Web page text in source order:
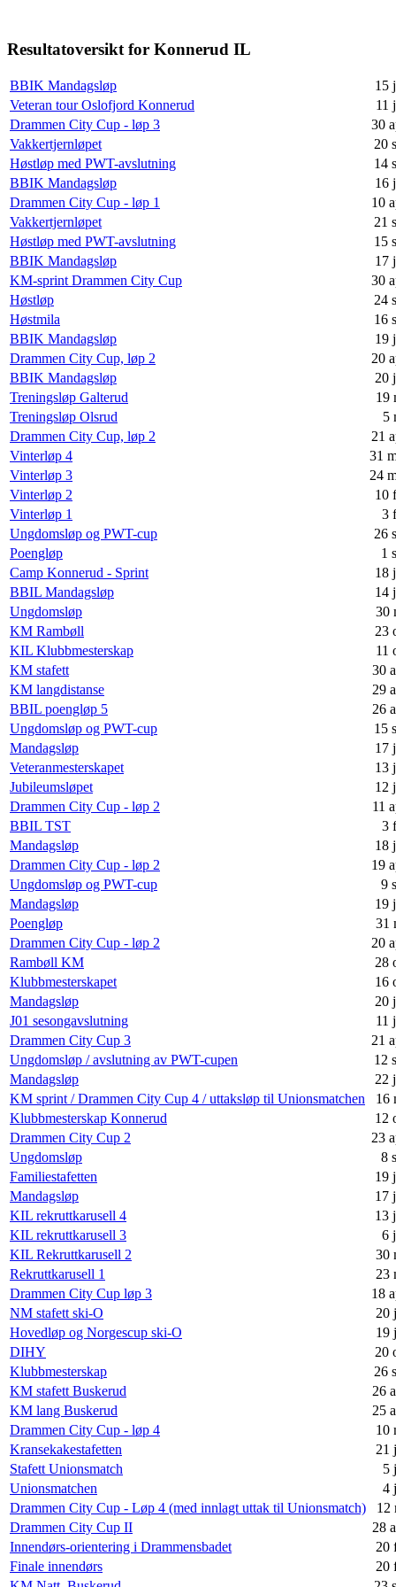
Resultatoversikt for Konnerud IL
BBIK Mandagsløp
15
Veteran tour Oslofjord Konnerud
11
Drammen City Cup - løp 3
30
Vakkertjernløpet
20
Høstløp med PWT-avslutning
14
BBIK Mandagsløp
16
Drammen City Cup - løp 1
10
Vakkertjernløpet
21
Høstløp med PWT-avslutning
15
BBIK Mandagsløp
17
KM-sprint Drammen City Cup
30
Høstløp
24
Høstmila
16
BBIK Mandagsløp
19
Drammen City Cup, løp 2
20
BBIK Mandagsløp
20
Treningsløp Galterud
19
Treningsløp Olsrud
5
Drammen City Cup, løp 2
21
Vinterløp 4
31
Vinterløp 3
24
Vinterløp 2
10
Vinterløp 1
3
Ungdomsløp og PWT-cup
26
Poengløp
1
Camp Konnerud - Sprint
18
BBIL Mandagsløp
14
Ungdomsløp
30
KM Rambøll
23
KIL Klubbmesterskap
11
KM stafett
30
KM langdistanse
29
BBIL poengløp 5
26
Ungdomsløp og PWT-cup
15
Mandagsløp
17
Veteranmesterskapet
13
Jubileumsløpet
12
Drammen City Cup - løp 2
11
BBIL TST
3
Mandagsløp
18
Drammen City Cup - løp 2
19
Ungdomsløp og PWT-cup
9
Mandagsløp
19
Poengløp
31
Drammen City Cup - løp 2
20
Rambøll KM
28
Klubbmesterskapet
16
Mandagsløp
20
J01 sesongavslutning
11
Drammen City Cup 3
21
Ungdomsløp / avslutning av PWT-cupen
12
Mandagsløp
22
KM sprint / Drammen City Cup 4 / uttaksløp til Unionsmatchen
16
Klubbmesterskap Konnerud
12
Drammen City Cup 2
23
Ungdomsløp
8
Familiestafetten
19
Mandagsløp
17
KIL rekruttkarusell 4
13
KIL rekruttkarusell 3
6
KIL Rekruttkarusell 2
30
Rekruttkarusell 1
23
Drammen City Cup løp 3
18
NM stafett ski-O
20
Hovedløp og Norgescup ski-O
19
DIHY
20
Klubbmesterskap
26
KM stafett Buskerud
26
KM lang Buskerud
25
Drammen City Cup - løp 4
10
Kransekakestafetten
21
Stafett Unionsmatch
5
Unionsmatchen
4
Drammen City Cup - Løp 4 (med innlagt uttak til Unionsmatch)
12
Drammen City Cup II
28
Innendørs-orientering i Drammensbadet
20
Finale innendørs
20